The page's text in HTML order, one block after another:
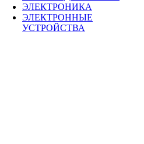
ЭЛЕКТРОНИКА
ЭЛЕКТРОННЫЕ
УСТРОЙСТВА